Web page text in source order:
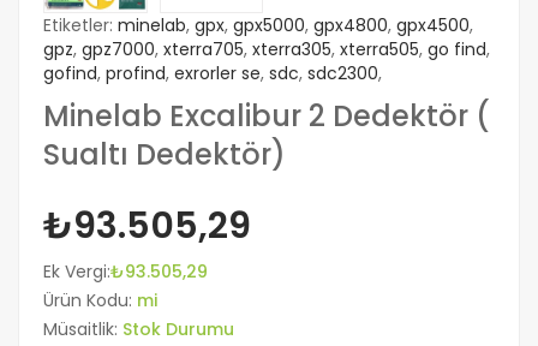
Etiketler: minelab, gpx, gpx5000, gpx4800, gpx4500,
gpz, gpz7000, xterra705, xterra305, xterra505, go find,
gofind, profind, exrorler se, sdc, sdc2300,
Minelab Excalibur 2 Dedektör (
Sualtı Dedektör)
₺93.505,29
Ek Vergi:₺93.505,29
Ürün Kodu: mi
Müsaitlik: Stok Durumu